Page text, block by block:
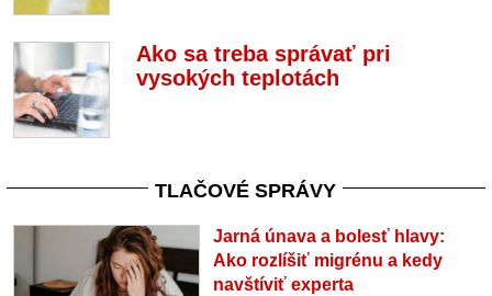
Ako sa treba správať pri
vysokých teplotách
TLAČOVÉ SPRÁVY
Jarná únava a bolesť hlavy:
Ako rozlíšiť migrénu a kedy
navštíviť experta